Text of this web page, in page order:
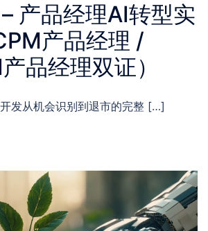
产品经理AI转型实
产品经理 /
品经理双证）
发从机会识别到退市的完整 […]